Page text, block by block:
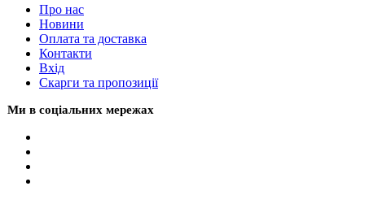
Про нас
Новини
Оплата та доставка
Контакти
Вхiд
Скарги та пропозиції
Ми в соціальних мережах